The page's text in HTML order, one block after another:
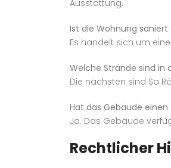
Ausstattung.
Ist die Wohnung saniert
Es handelt sich um
Welche Strände sind in
Die nächsten sind Sa
Hat das Gebäude einen
Ja. Das Gebäude
Rechtlicher